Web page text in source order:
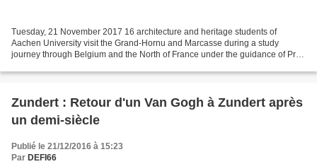
Tuesday, 21 November 2017 16 architecture and heritage students of
Aachen University visit the Grand-Hornu and Marcasse during a study
journey through Belgium and the North of France under the guidance of Prof.
Zundert : Retour d'un Van Gogh à Zundert après
un demi-siècle
Publié le 21/12/2016 à 15:23
Par DEFI66